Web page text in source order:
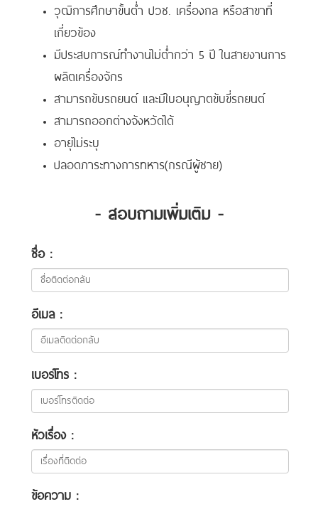
วุฒิการศึกษาขั้นต่ำ ปวช. เครื่องกล หรือสาขาที่
เกี่ยวข้อง
มีประสบการณ์ทำงานไม่ต่ำกว่า 5 ปี ในสายงานการ
ผลิตเครื่องจักร
สามารถขับรถยนต์ และมีใบอนุญาตขับขี่รถยนต์
สามารถออกต่างจังหวัดได้
อายุไม่ระบุ
ปลอดภาระทางการทหาร(กรณีผู้ชาย)
- สอบถามเพิ่มเติม -
ชื่อ :
อีเมล :
เบอร์โทร :
หัวเรื่อง :
ข้อความ :